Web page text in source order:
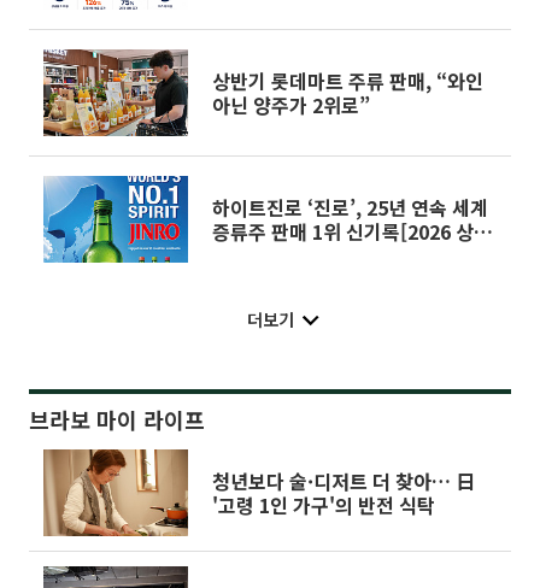
상반기 롯데마트 주류 판매, “와인
아닌 양주가 2위로”
하이트진로 ‘진로’, 25년 연속 세계
증류주 판매 1위 신기록[2026 상반
더보기
브라보 마이 라이프
청년보다 술·디저트 더 찾아… 日
'고령 1인 가구'의 반전 식탁